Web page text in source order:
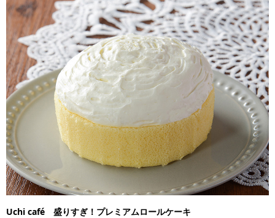
Uchi café 盛りすぎ！プレミアムロールケーキ